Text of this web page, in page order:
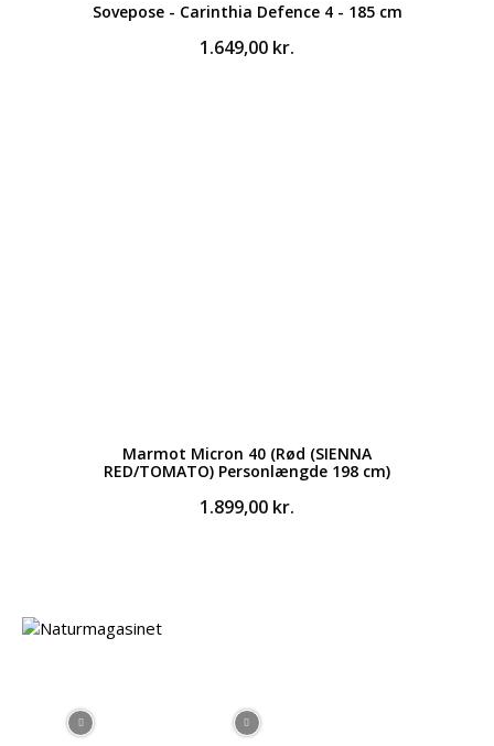
Sovepose - Carinthia Defence 4 - 185 cm
1.649,00 kr.
Marmot Micron 40 (Rød (SIENNA
RED/TOMATO) Personlængde 198 cm)
1.899,00 kr.